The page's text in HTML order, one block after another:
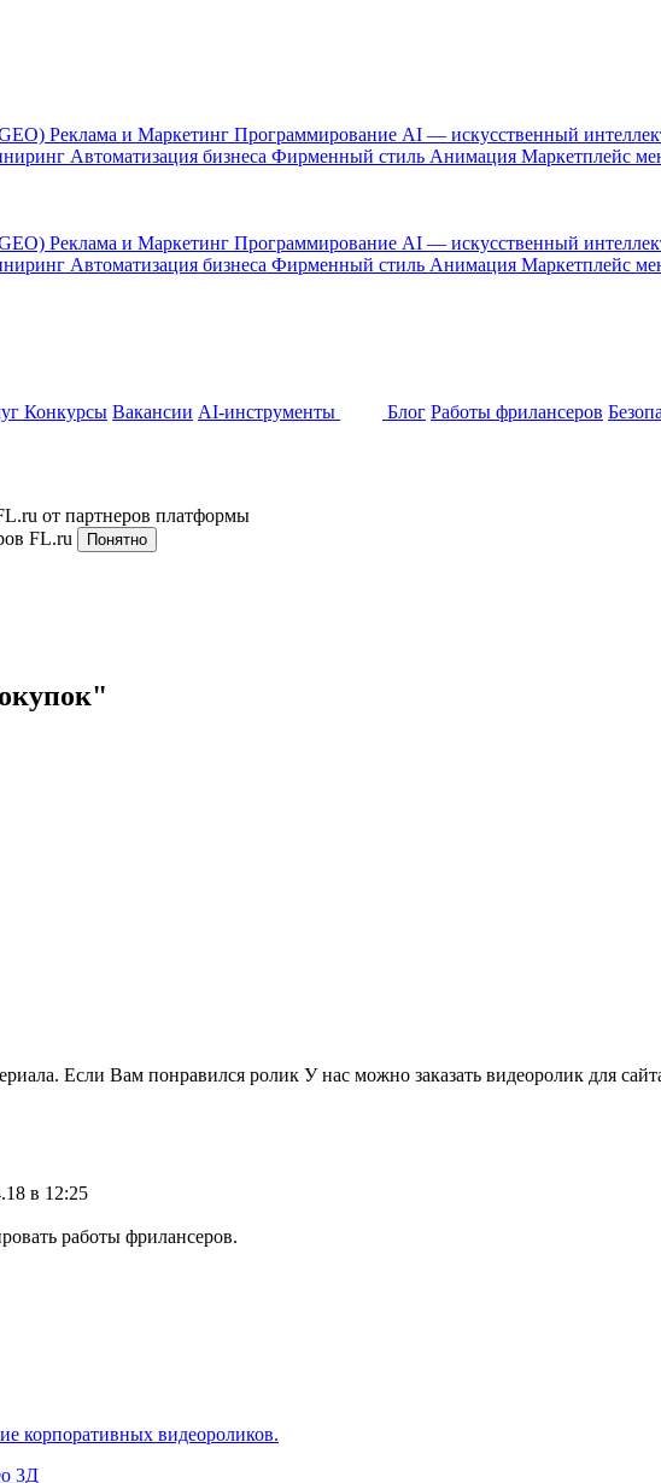
Реклама и Маркетинг Программирование AI — искусственный
Автоматизация бизнеса Фирменный стиль Анимация Маркетплейс
Реклама и Маркетинг Программирование AI — искусственный
Автоматизация бизнеса Фирменный стиль Анимация Маркетплейс
Конкурсы Вакансии AI-инструменты Блог Работы фрилансеров
от партнеров платформы
FL.ru
Понятно
Если Вам понравился ролик У нас можно заказать видеоролик для
в 12:25
работы фрилансеров.
корпоративных видеороликов.
3Д